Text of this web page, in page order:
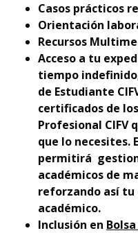
Casos prácticos
Orientación
Recursos
Acceso a tu
tiempo
de Estudiante
certificados de
Profesional CIFV
que lo necesites.
permitirá
académicos de
reforzando así
académico.
Inclusión en